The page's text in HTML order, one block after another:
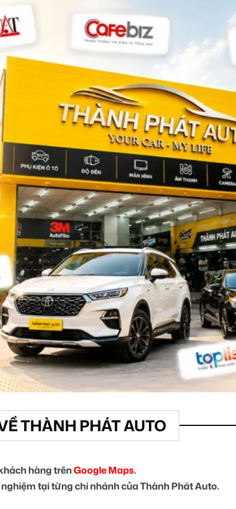
THÀNH PHÁT AUTO
hàng trênGoogle Maps.
tại từng chi nhánh của Thành Phát Auto.